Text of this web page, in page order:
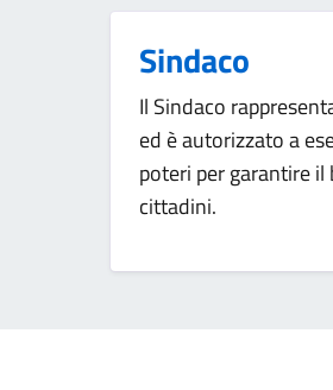
Sindaco
Il Sindaco
ed è autorizzato a
poteri per garantire il
cittadini.